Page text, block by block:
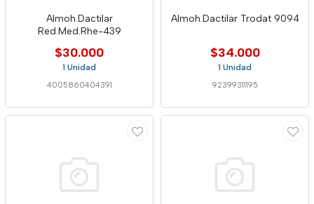
Almoh.Dactilar
Red.Med.Rhe-439
$30.000
1 Unidad
4005860404391
Almoh.Dactilar Trodat 9094
$34.000
1 Unidad
92399311195